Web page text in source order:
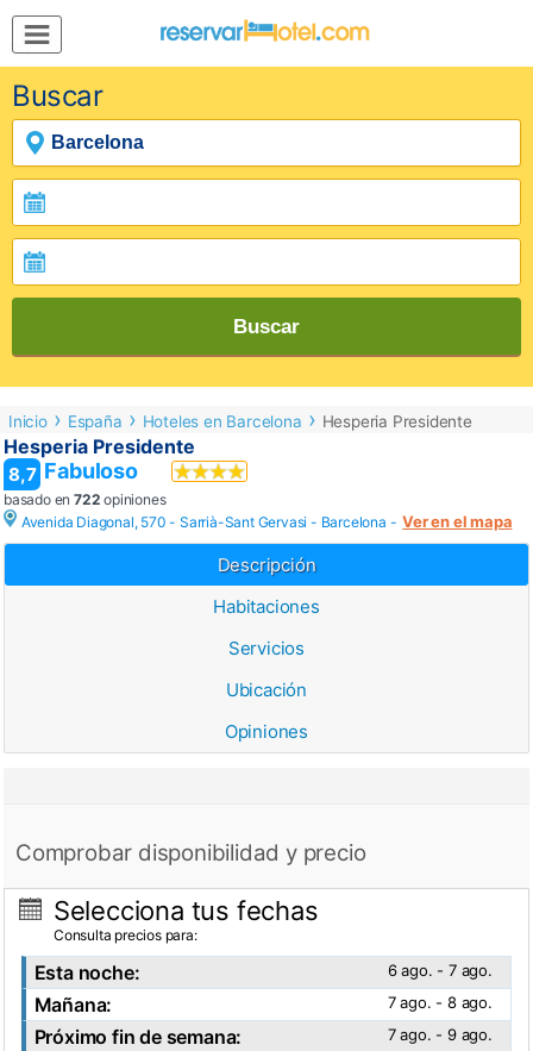
MENÚ
Inicio
Mi
Reserva
Grupos
Inspírate
Buscar
Buscar
Inicio España Hoteles en Barcelona Hesperia Presidente
Hesperia Presidente
8,7 Fabuloso
basado en 722 opiniones
Avenida Diagonal, 570 - Sarrià-Sant Gervasi - Barcelona - Ver en el mapa
Descripción
Habitaciones
Servicios
Ubicación
Opiniones
Comprobar disponibilidad y precio
Selecciona tus fechas
Consulta precios para:
Esta noche: 6 ago. - 7 ago.
Mañana: 7 ago. - 8 ago.
Próximo fin de semana: 7 ago. - 9 ago.